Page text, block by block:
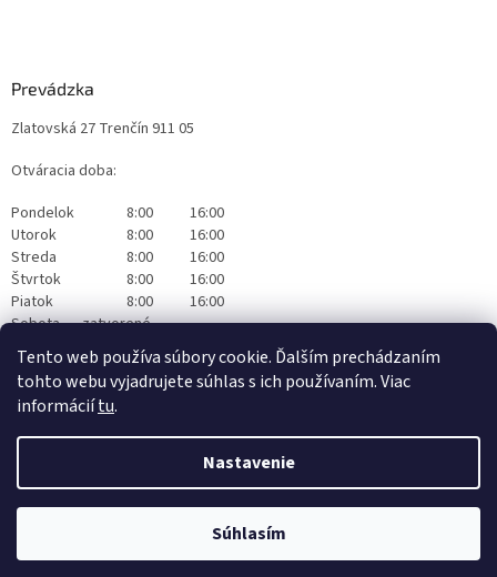
Tento web používa súbory cookie. Ďalším prechádzaním
tohto webu vyjadrujete súhlas s ich používaním. Viac
informáciítu.
Nastavenie
Súhlasím
Prevádzka
Zlatovská 27 Trenčín 911 05
Otváracia doba:
Pondelok
8:00
16:00
Utorok
8:00
16:00
Streda
8:00
16:00
Štvrtok
8:00
16:00
Piatok
8:00
16:00
Sobota
zatvorené
Nedeľa
zatvorené
Vytvoril Shoptet|Realizoval Appgrade
Originalwapka. Všetky práva vyhradené.